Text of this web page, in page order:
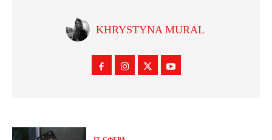
KHRYSTYNA MURAL